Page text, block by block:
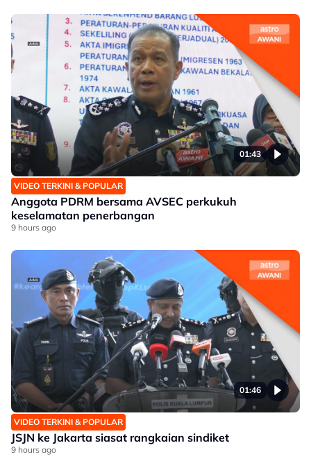
01:43
VIDEO TERKINI & POPULAR
Anggota PDRM bersama AVSEC perkukuh
keselamatan penerbangan
9 hours ago
01:46
VIDEO TERKINI & POPULAR
JSJN ke Jakarta siasat rangkaian sindiket
9 hours ago